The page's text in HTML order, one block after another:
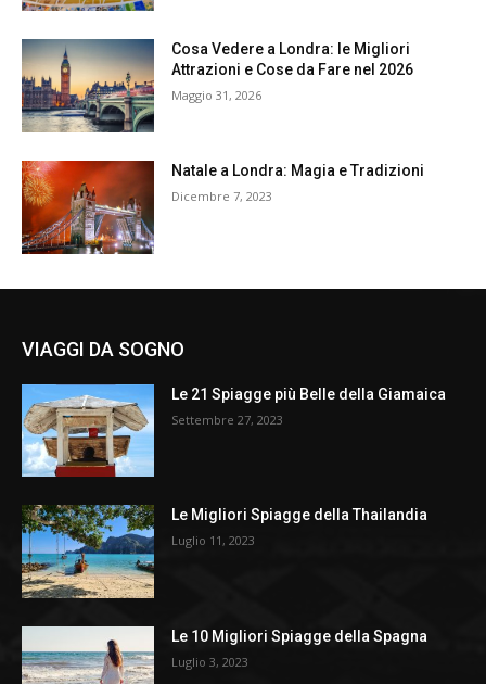
Cosa Vedere a Londra: le Migliori
Attrazioni e Cose da Fare nel 2026
Maggio 31, 2026
Natale a Londra: Magia e Tradizioni
Dicembre 7, 2023
VIAGGI DA SOGNO
Le 21 Spiagge più Belle della Giamaica
Settembre 27, 2023
Le Migliori Spiagge della Thailandia
Luglio 11, 2023
Le 10 Migliori Spiagge della Spagna
Luglio 3, 2023